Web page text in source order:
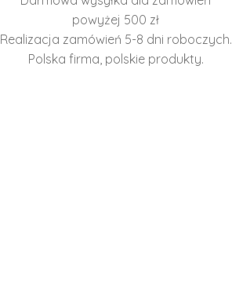
powyżej 500 zł
Realizacja zamówień 5-8 dni roboczych.
Polska firma, polskie produkty.